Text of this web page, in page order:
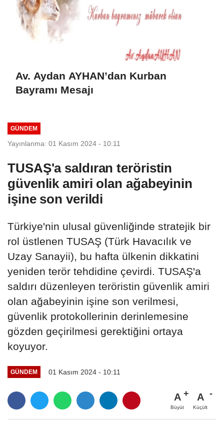
Av. Aydan AYHAN’dan Kurban
Bayramı Mesajı
GÜNDEM
Yayınlanma: 01 Kasım 2024 - 10:11
TUSAŞ'a saldıran teröristin
güvenlik amiri olan ağabeyinin
işine son verildi
Türkiye'nin ulusal güvenliğinde stratejik bir
rol üstlenen TUSAŞ (Türk Havacılık ve
Uzay Sanayii), bu hafta ülkenin dikkatini
yeniden terör tehdidine çevirdi. TUSAŞ'a
saldırı düzenleyen teröristin güvenlik amiri
olan ağabeyinin işine son verilmesi,
güvenlik protokollerinin derinlemesine
gözden geçirilmesi gerektiğini ortaya
koyuyor.
GÜNDEM 01 Kasım 2024 - 10:11
A
Büyüt
A
Küçült